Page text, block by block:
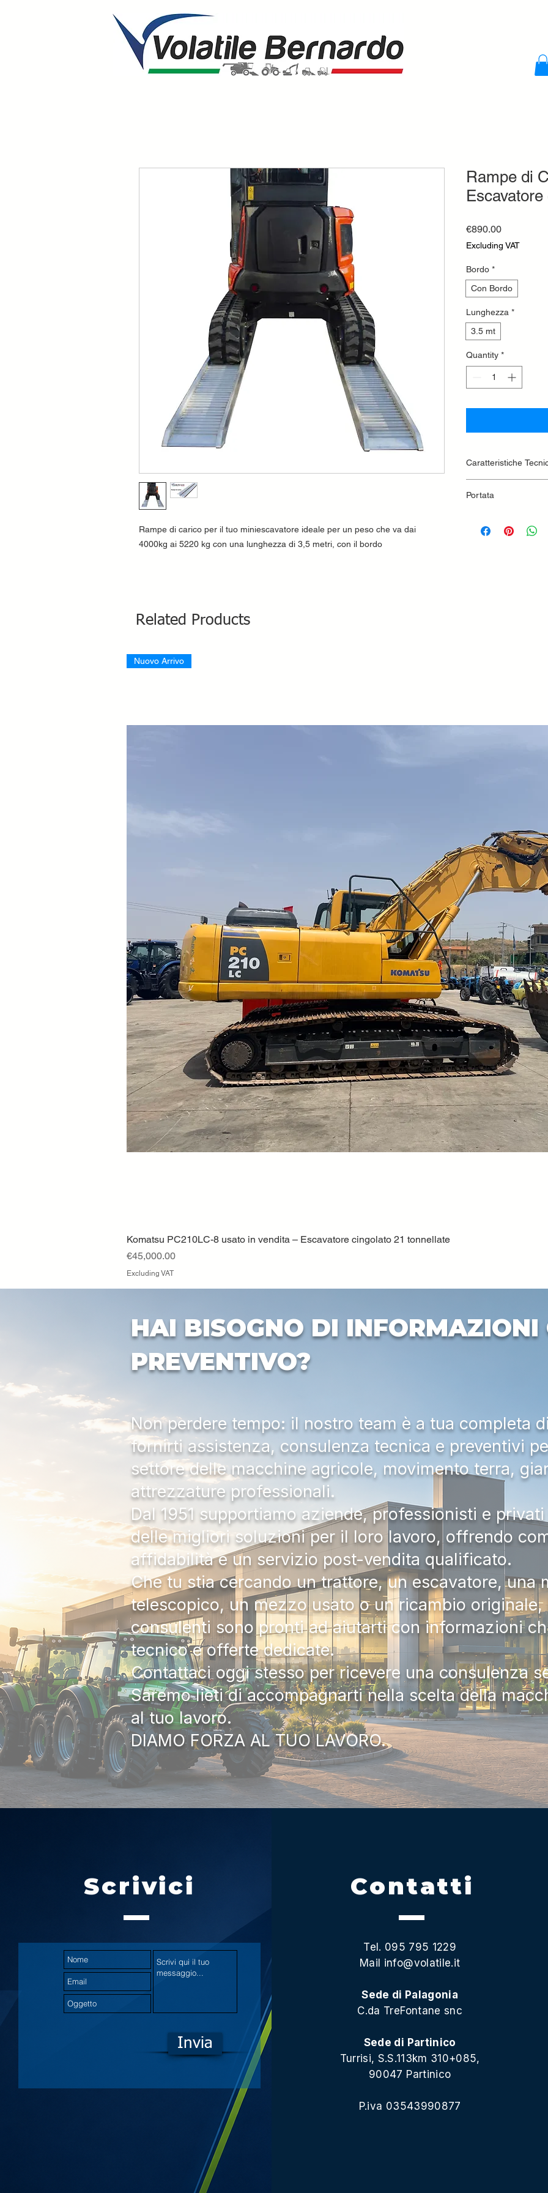
Rampe di carico per il tuo miniescavatore ideale per un peso che va dai
4000kg ai 5220 kg con una lunghezza di 3,5 metri, con il bordo
Rampe di
€890.00Price
Excluding VAT
Bordo *
Con Bordo
Lunghezza *
3.5 mt
Quantity *
Caratteristiche
Peso 71kg
Portata
Passo 1500 kg
Related Products
Quick View
Nuovo Arrivo
Komatsu PC210LC-8 usato in vendita – Escavatore cingolato 21 tonnellate
Price
€45,000.00
Excluding VAT
HAI BISOGNO DI INFORMAZIONI
PREVENTIVO?
Non perdere tempo: il nostro team è a tua completa
fornirti assistenza, consulenza tecnica e preventivi
settore delle macchine agricole, movimento terra,
attrezzature professionali.
Dal 1951 supportiamo aziende, professionisti e
delle migliori soluzioni per il loro lavoro, offrendo
affidabilità e un servizio post-vendita qualificato.
Che tu stia cercando un trattore, un escavatore, una
telescopico, un mezzo usato o un ricambio
consulenti sono pronti ad aiutarti con informazioni
tecnico e offerte dedicate.
Contattaci oggi stesso per ricevere una consulenza
Saremo lieti di accompagnarti nella scelta della
al tuo lavoro.
DIAMO FORZA AL TUO LAVORO.
Scrivici
Invia
Contatti
Tel. 095 795 1229
Mail info@volatile.it
Sede di Palagonia
C.da TreFontane snc
Sede di Partinico
Turrisi, S.S.113km 310+085,
90047 Partinico
P.iva 03543990877